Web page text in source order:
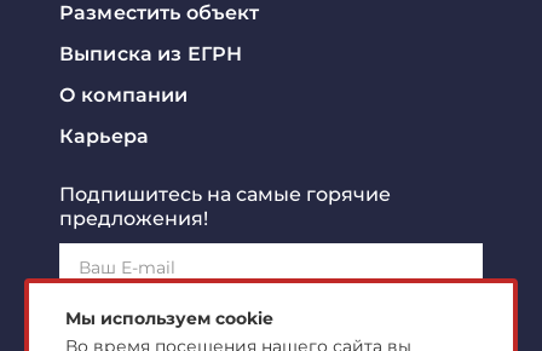
Разместить объект
Выписка из ЕГРН
О компании
Карьера
Подпишитесь на самые горячие
предложения!
Подписаться!
Мы используем cookie
Во время посещения нашего сайта вы